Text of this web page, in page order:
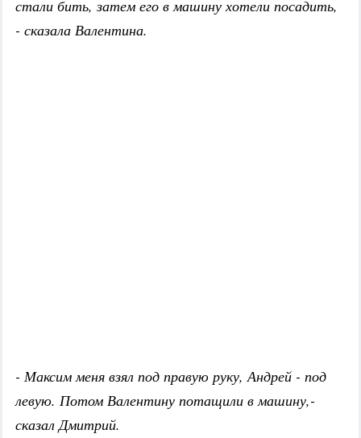
стали бить, затем его в машину хотели посадить,
- сказала Валентина.
- Максим меня взял под правую руку, Андрей - под
левую. Потом Валентину потащили в машину,-
сказал Дмитрий.